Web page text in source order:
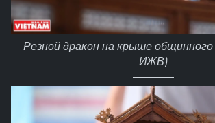
Резной дракон на крыше
ИЖВ)